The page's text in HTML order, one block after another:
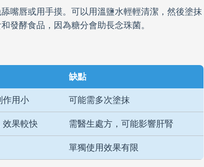
嘴唇或用手摸。可以用溫鹽水輕輕清潔，然後塗抹
發酵食品，因為糖分會助長念珠菌。
缺點
作用小 可能需多次塗抹
效果較快 需醫生處方，可能影響肝腎
單獨使用效果有限